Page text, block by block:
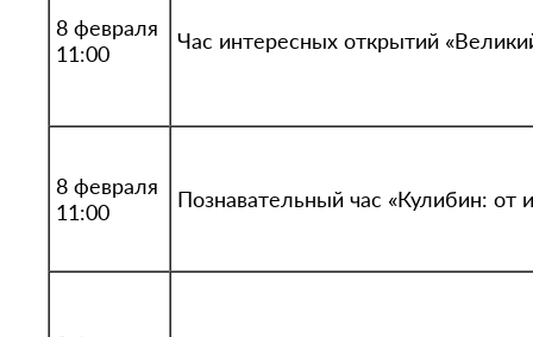
8 февраля
11:00
Час интересных открытий
8 февраля
11:00
Познавательный час «Кулибин: от